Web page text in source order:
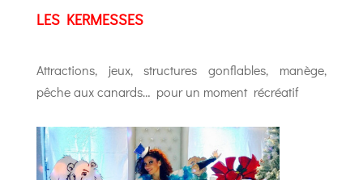
LES KERMESSES
Attractions, jeux, structures gonflables, manège,
pêche aux canards… pour un moment récréatif